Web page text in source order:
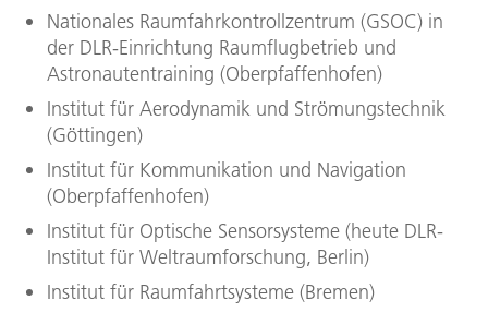
Nationales Raumfahrkontrollzentrum (GSOC) in
der DLR-Einrichtung Raumflugbetrieb und
Astronautentraining (Oberpfaffenhofen)
Institut für Aerodynamik und Strömungstechnik
(Göttingen)
Institut für Kommunikation und Navigation
(Oberpfaffenhofen)
Institut für Optische Sensorsysteme (heute DLR-
Institut für Weltraumforschung, Berlin)
Institut für Raumfahrtsysteme (Bremen)